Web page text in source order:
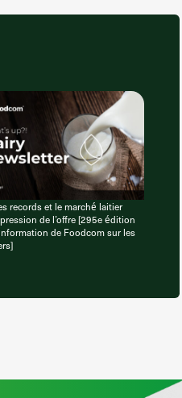
records et le marché laitier
de l’offre [295e édition
de Foodcom sur les